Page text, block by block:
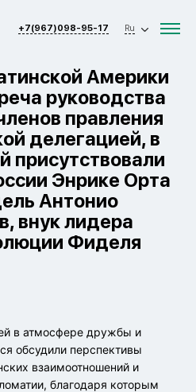
+7(967)098-95-17 Ru
Америки
руководства
правления
делегацией, в
присутствовали
Энрике Орта
Антонио
внук лидера
Фиделя
в атмосфере дружбы и
обсудили перспективы
взаимоотношений и
благодаря которым